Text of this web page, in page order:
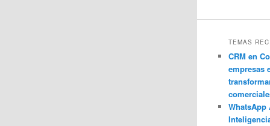
TEMAS
CRM en
empresas
WhatsApp